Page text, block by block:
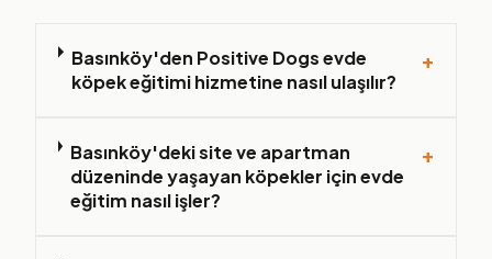
Basınköy'den Positive Dogs evde
köpek eğitimi hizmetine nasıl ulaşılır?
+
Basınköy'deki site ve apartman
düzeninde yaşayan köpekler için evde
eğitim nasıl işler?
+